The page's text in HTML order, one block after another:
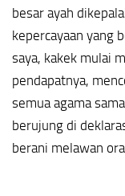
besar ayah
kepercayaan yang
saya, kakek mulai
pendapatnya,
semua agama
berujung di
berani melawan